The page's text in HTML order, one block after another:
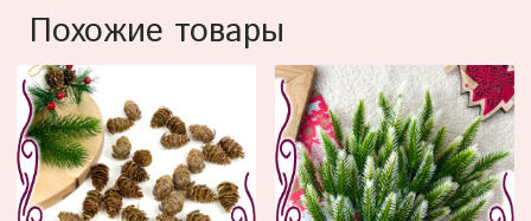
Похожие товары